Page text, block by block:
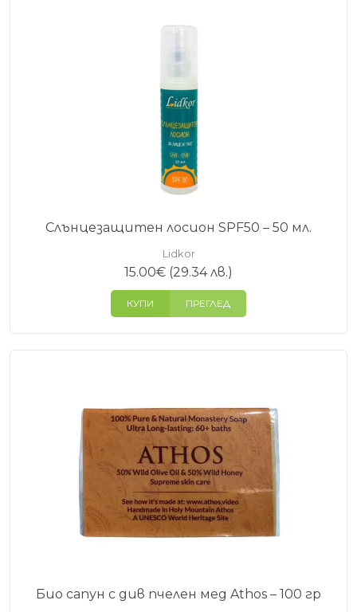
Слънцезащитен лосион SPF50 – 50 мл.
Lidkor
15.00€ (29.34 лв.)
КУПИ ПРЕГЛЕД
Био сапун с див пчелен мед Athos – 100 гр